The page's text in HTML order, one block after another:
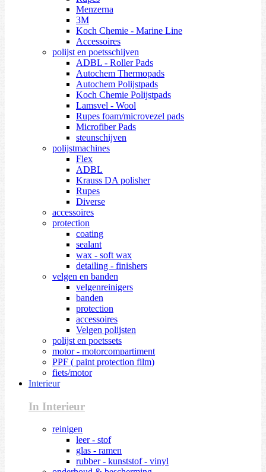
Menzerna
3M
Koch Chemie - Marine Line
Accessoires
polijst en poetsschijven
ADBL - Roller Pads
Autochem Thermopads
Autochem Polijstpads
Koch Chemie Polijstpads
Lamsvel - Wool
Rupes foam/microvezel pads
Microfiber Pads
steunschijven
polijstmachines
Flex
ADBL
Krauss DA polisher
Rupes
Diverse
accessoires
protection
coating
sealant
wax - soft wax
detailing - finishers
velgen en banden
velgenreinigers
banden
protection
accessoires
Velgen polijsten
polijst en poetssets
motor - motorcompartiment
PPF ( paint protection film)
fiets/motor
Interieur
In Interieur
reinigen
leer - stof
glas - ramen
rubber - kunststof - vinyl